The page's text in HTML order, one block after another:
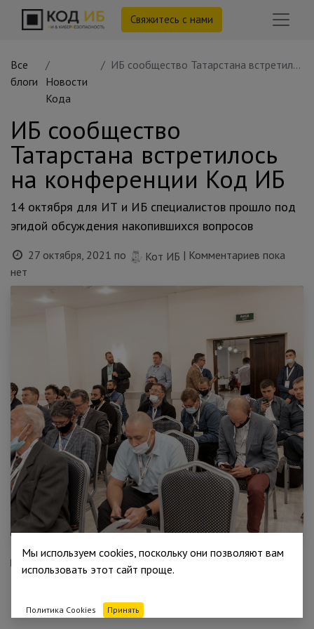
Свяжитесь с нами
Все
блоги
Новости
Кода
ИБ сообщество Татарстана встретилось на конференции Код ИБ
ИБ сообщество
Татарстана встретилось
на конференции Код ИБ
14 октября для ИТ и ИБ специалистов прошло под
эгидой обсуждения накопившихся вопросов
27 октября, 2021 по Кот ИБ | Комментариев пока
нет
ФОТО ВКОНТАКТЕ
ПРЕЗЕНТАЦИИ
Мы используем cookies, поскольку они позволяют вам
использовать этот сайт проще.
Политика Cookies Принять